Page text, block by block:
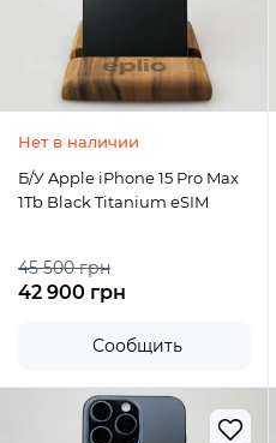
Нет в наличии
Б/У Apple iPhone 15 Pro Max
1Tb Black Titanium eSIM
45 500 грн
42 900 грн
Сообщить